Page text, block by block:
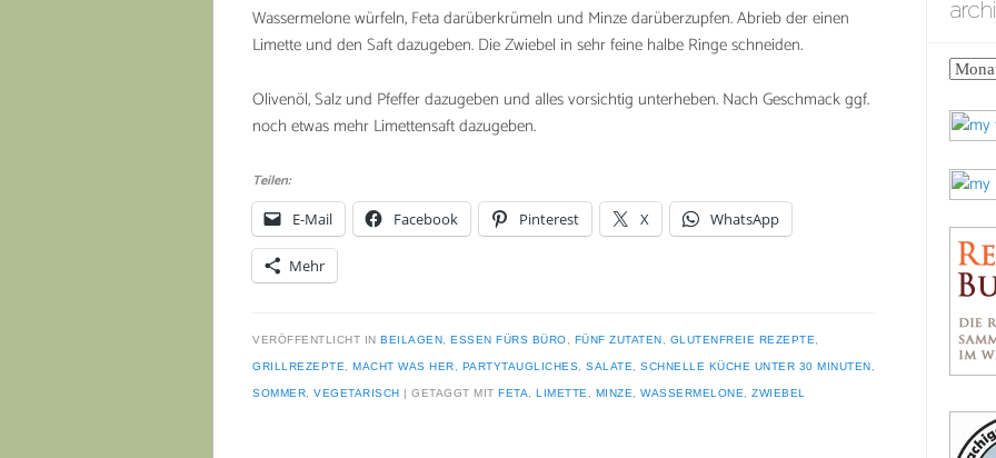
Wassermelone würfeln, Feta darüberkrümeln und Minze darüberzupfen. Abrieb der einen
Limette und den Saft dazugeben. Die Zwiebel in sehr feine halbe Ringe schneiden.
Olivenöl, Salz und Pfeffer dazugeben und alles vorsichtig unterheben. Nach Geschmack ggf.
noch etwas mehr Limettensaft dazugeben.
Teilen:
E-Mail Facebook Pinterest X WhatsApp
Mehr
VERÖFFENTLICHT IN BEILAGEN ESSEN FÜRS BÜRO FÜNF ZUTATEN GLUTENFREIE REZEPTE
GRILLREZEPTE MACHT WAS HER PARTYTAUGLICHES SALATE SCHNELLE KÜCHE UNTER 30 MINUTEN
SOMMER VEGETARISCH GETAGGT MIT FETA LIMETTE MINZE WASSERMELONE ZWIEBEL
archive